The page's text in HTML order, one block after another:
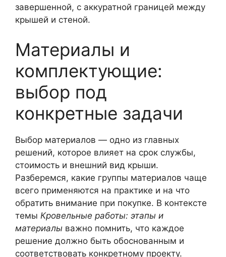
завершенной, с аккуратной границей между
крышей и стеной.
Материалы и
комплектующие:
выбор под
конкретные задачи
Выбор материалов — одно из главных
решений, которое влияет на срок службы,
стоимость и внешний вид крыши.
Разберемся, какие группы материалов чаще
всего применяются на практике и на что
обратить внимание при покупке. В контексте
темы Кровельные работы: этапы и
материалы важно помнить, что каждое
решение должно быть обоснованным и
соответствовать конкретному проекту.